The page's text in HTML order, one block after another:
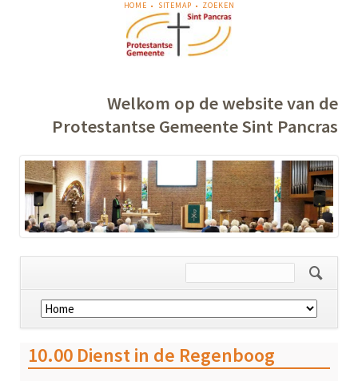
NAVIGATIE
OVERSLAAN
HOME SITEMAP ZOEKEN
Welkom op de website van de
Protestantse Gemeente Sint Pancras
Navigatie
overslaan
10.00 Dienst in de Regenboog